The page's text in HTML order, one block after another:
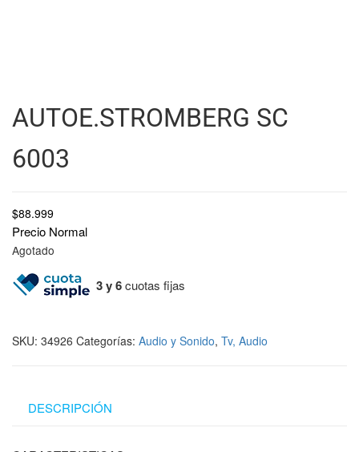
AUTOE.STROMBERG SC
6003
$88.999
Precio Normal
Agotado
3 y 6cuotas fijas
SKU: 34926 Categorías: Audio y Sonido, Tv, Audio
DESCRIPCIÓN